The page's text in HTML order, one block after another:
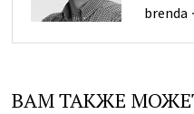
brenda
ВАМ ТАКЖЕ